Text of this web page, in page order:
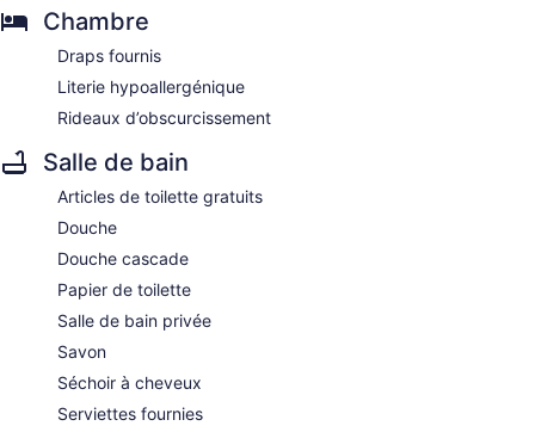
Chambre
Draps fournis
Literie hypoallergénique
Rideaux d’obscurcissement
Salle de bain
Articles de toilette gratuits
Douche
Douche cascade
Papier de toilette
Salle de bain privée
Savon
Séchoir à cheveux
Serviettes fournies